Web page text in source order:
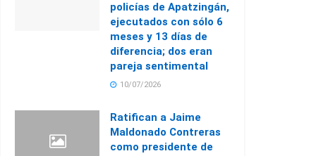
policías de Apatzingán,
ejecutados con sólo 6
meses y 13 días de
diferencia; dos eran
pareja sentimental
10/07/2026
Ratifican a Jaime
Maldonado Contreras
como presidente de